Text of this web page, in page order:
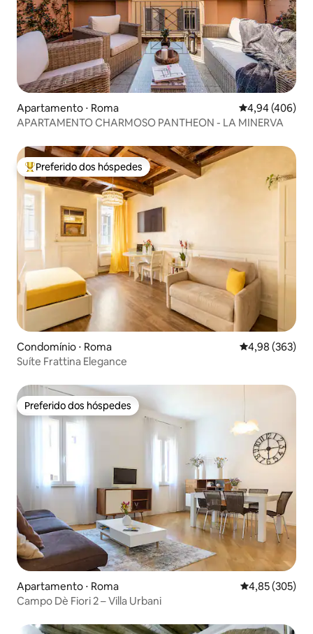
Apartamento ⋅ Roma 4,94 de uma
4,94 (406)
APARTAMENTO CHARMOSO PANTHEON - LA MINERVA
Entre os melhores preferidos dos hóspedes
Preferido dos hóspedes
Condomínio ⋅ Roma 4,98 de uma
4,98 (363)
Suíte Frattina Elegance
Preferido dos hóspedes
Preferido dos hóspedes
Apartamento ⋅ Roma 4,85 de uma
4,85 (305)
Campo Dè Fiori 2 – Villa Urbani